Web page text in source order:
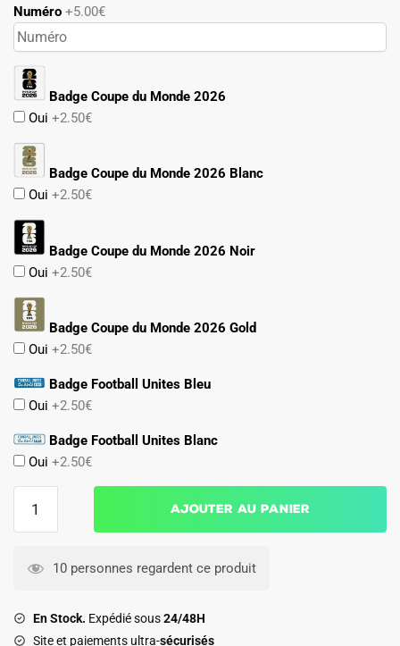
Numéro +5.00€
Badge Coupe du Monde 2026
Oui +2.50€
Badge Coupe du Monde 2026 Blanc
Oui +2.50€
Badge Coupe du Monde 2026 Noir
Oui +2.50€
Badge Coupe du Monde 2026 Gold
Oui +2.50€
Badge Football Unites Bleu
Oui +2.50€
Badge Football Unites Blanc
Oui +2.50€
Ghana
2027
Ajouter au panier
10 personnes regardent ce produit
En Stock. Expédié sous24/48H
Site et paiements ultra-sécurisés